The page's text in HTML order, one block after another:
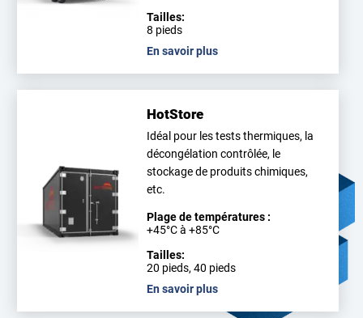
Tailles:
8 pieds
En savoir plus
HotStore
Idéal pour les tests thermiques, la
décongélation contrôlée, le
stockage de produits chimiques,
etc.
Plage de températures :
+45°C à +85°C
Tailles:
20 pieds, 40 pieds
En savoir plus